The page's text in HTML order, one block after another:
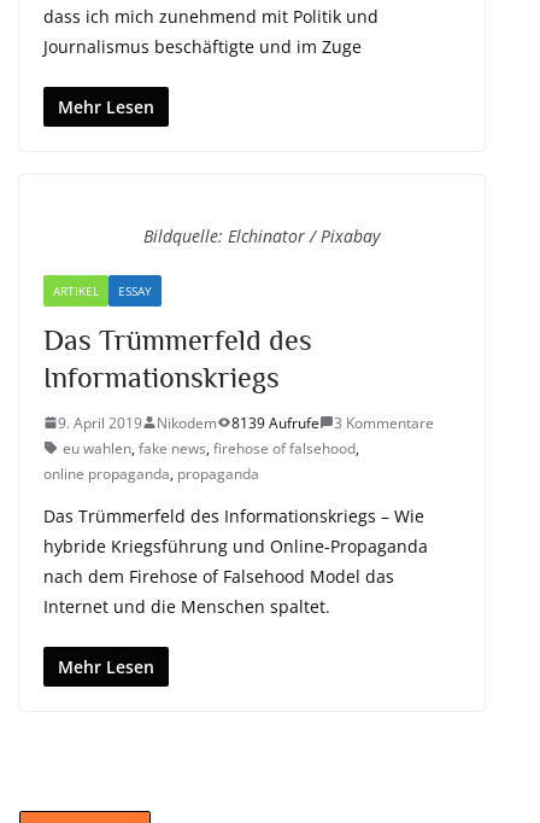
dass ich mich zunehmend mit Politik und
Journalismus beschäftigte und im Zuge
Mehr Lesen
Bildquelle: Elchinator / Pixabay
ARTIKEL ESSAY
Das Trümmerfeld des
Informationskriegs
9. April 2019 Nikodem 8139 Aufrufe
3 Kommentare
eu wahlen,fake news,firehose of falsehood,
online propaganda, propaganda
Das Trümmerfeld des Informationskriegs – Wie
hybride Kriegsführung und Online-Propaganda
nach dem Firehose of Falsehood Model das
Internet und die Menschen spaltet.
Mehr Lesen